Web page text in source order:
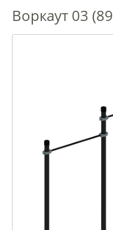
Воркаут 03